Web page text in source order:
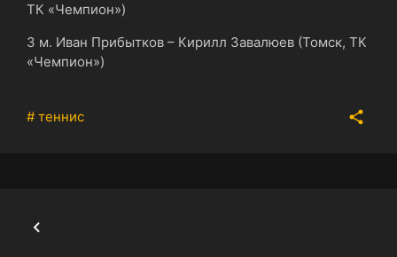
ТК «Чемпион»)
3 м. Иван Прибытков – Кирилл Завалюев (Томск, ТК
«Чемпион»)
# теннис